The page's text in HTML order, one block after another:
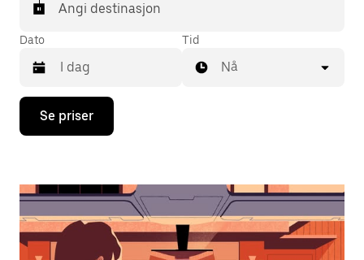
Angi destinasjon
Dato
Trykk
piltast
åpne
og
velge
Tid
Nå
Se priser